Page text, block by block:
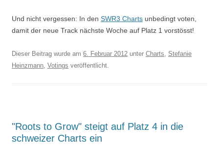
Und nicht vergessen: In den SWR3 Charts unbedingt voten,
damit der neue Track nächste Woche auf Platz 1 vorstösst!
Dieser Beitrag wurde am 6. Februar 2012 unter Charts, Stefanie
Heinzmann, Votings veröffentlicht.
"Roots to Grow" steigt auf Platz 4 in die
schweizer Charts ein